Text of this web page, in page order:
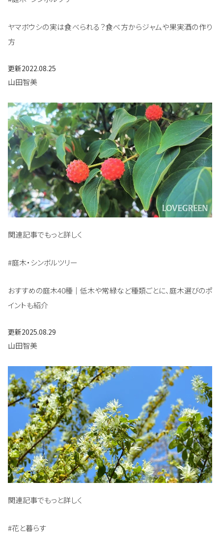
ヤマボウシの実は食べられる？食べ方からジャムや果実酒の作り
方
更新2022.08.25
山田智美
関連記事でもっと詳しく
#庭木・シンボルツリー
おすすめの庭木40種｜低木や常緑など種類ごとに、庭木選びのポ
イントも紹介
更新2025.08.29
山田智美
関連記事でもっと詳しく
#花と暮らす